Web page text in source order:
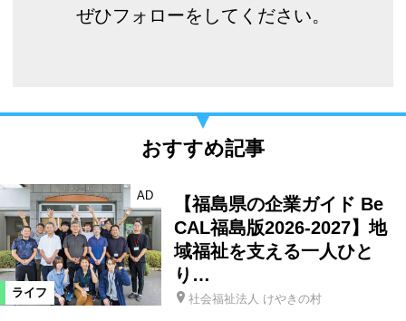
ぜひフォローをしてください。
おすすめ記事
ライフ
AD
【福島県の企業ガイド Be
CAL福島版2026-2027】地
域福祉を支える一人ひと
り…
社会福祉法人 けやきの村